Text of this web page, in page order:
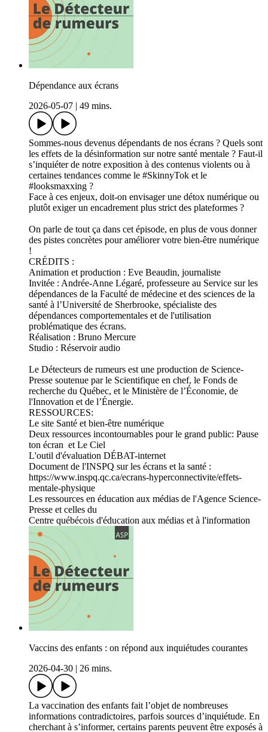
Dépendance aux écrans
2026-05-07
49 mins.
Sommes-nous devenus dépendants de nos écrans ? Quels sont
les effets de la désinformation sur notre santé mentale ? Faut-il
s’inquiéter de notre exposition à des contenus violents ou à
certaines tendances comme le #SkinnyTok et le
#looksmaxxing ?
Face à ces enjeux, doit-on envisager une détox numérique ou
plutôt exiger un encadrement plus strict des plateformes ?
On parle de tout ça dans cet épisode, en plus de vous donner
des pistes concrètes pour améliorer votre bien-être numérique
!
CRÉDITS :
Animation et production : Eve Beaudin, journaliste
Invitée : Andrée-Anne Légaré, professeure au Service sur les
dépendances de la Faculté de médecine et des sciences de la
santé à l’Université de Sherbrooke, spécialiste des
dépendances comportementales et de l'utilisation
problématique des écrans.
Réalisation : Bruno Mercure
Studio : Réservoir audio
Le Détecteurs de rumeurs est une production de Science-
Presse soutenue par le Scientifique en chef, le Fonds de
recherche du Québec, et le Ministère de l’Économie, de
l'Innovation et de l’Énergie.
RESSOURCES:
Le site Santé et bien-être numérique
Deux ressources incontournables pour le grand public: Pause
ton écran et Le Ciel
L'outil d'évaluation DÉBAT-internet
Document de l'INSPQ sur les écrans et la santé :
https://www.inspq.qc.ca/ecrans-hyperconnectivite/effets-
mentale-physique
Les ressources en éducation aux médias de l'Agence Science-
Presse et celles du
Centre québécois d'éducation aux médias et à l'information
Vaccins des enfants : on répond aux inquiétudes courantes
2026-04-30
26 mins.
La vaccination des enfants fait l’objet de nombreuses
informations contradictoires, parfois sources d’inquiétude. En
cherchant à s’informer, certains parents peuvent être exposés à